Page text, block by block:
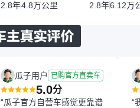
2.8年4.8万公里 2.8年6.12万
瓜子用户 已购官方直卖车
5.0分
“瓜子官方自营车感觉更靠谱
“